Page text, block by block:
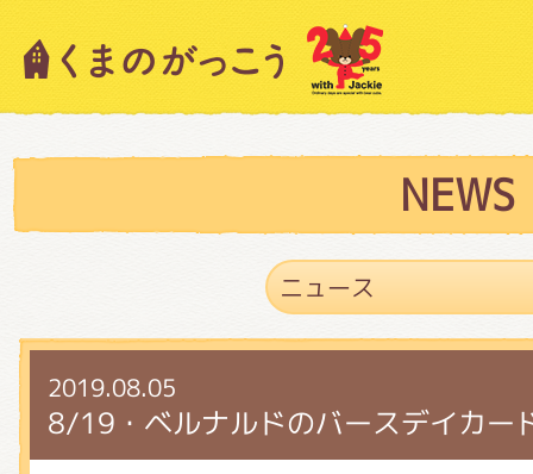
NEWS
2019.08.05
8/19・ベルナルドのバースデイカー
キャラクター紹介
スタッフブログ
絵本・作家紹介